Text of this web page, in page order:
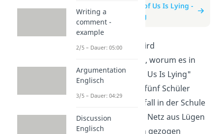
zum Beitrag: One of Us Is Lying -
Zusammenfassung
In diesem Video wird
zusammengefasst, worum es in
dem Buch "One of Us Is Lying"
geht. Erfahre, wie fünf Schüler
nach einem Todesfall in der Schule
immer tiefer in ein Netz aus Lügen
und Geheimnissen gezogen
Writing a
comment -
example
2/5 – Dauer: 05:00
Argumentation
Englisch
3/5 – Dauer: 04:29
Discussion
Englisch